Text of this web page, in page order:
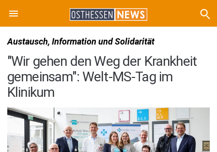
Austausch, Information und Solidarität
"Wir gehen den Weg der Krankheit
gemeinsam": Welt-MS-Tag im
Klinikum